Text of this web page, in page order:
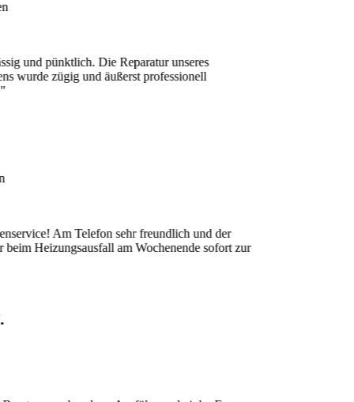
pünktlich. Die Reparatur unseres
zügig und äußerst professionell
Am Telefon sehr freundlich und der
am Wochenende sofort zur